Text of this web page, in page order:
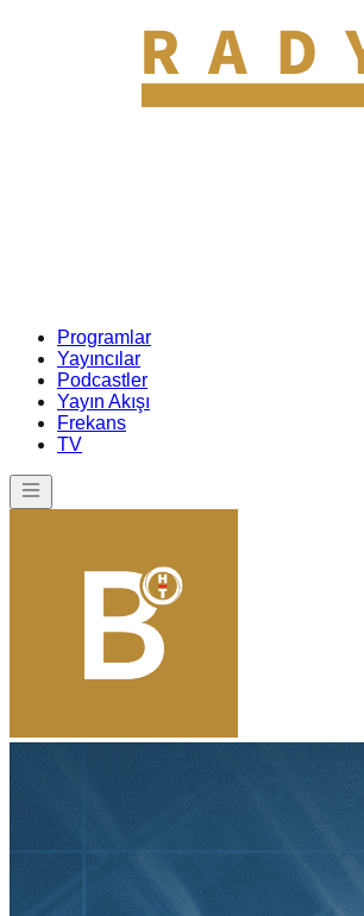
Programlar
Yayıncılar
Podcastler
Yayın Akışı
Frekans
TV